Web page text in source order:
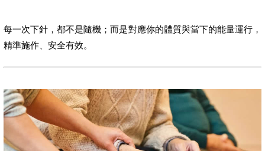
每一次下針，都不是隨機；而是對應你的體質與當下的能量運行，
精準施作、安全有效。